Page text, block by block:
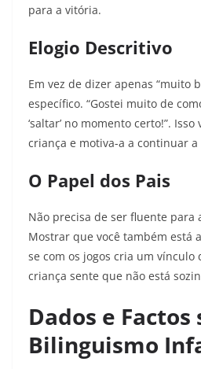
para a vitória.
Elogio Descritivo
Em vez de dizer apenas “muito
específico. “Gostei muito de
‘saltar’ no momento certo!”.
criança e motiva-a a continuar
O Papel dos Pais
Não precisa de ser fluente para
Mostrar que você também está
se com os jogos cria um vínculo
criança sente que não está
Dados e Factos
Bilinguismo